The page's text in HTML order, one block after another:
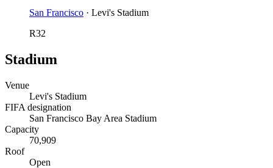
San Francisco · Levi's Stadium
R32
Stadium
Venue
Levi's Stadium
FIFA designation
San Francisco Bay Area Stadium
Capacity
70,909
Roof
Open